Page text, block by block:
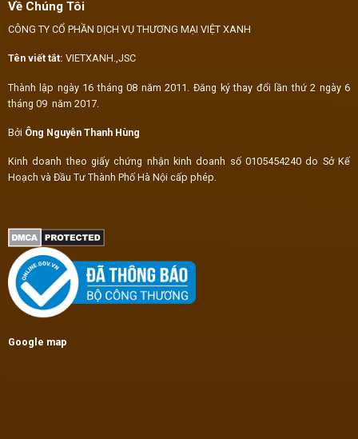
Về Chúng Tôi
CÔNG TY CỔ PHẦN DỊCH VỤ THƯƠNG MẠI VIỆT XANH
Tên viết tắt: VIETXANH.,JSC
Thành lập ngày 16 tháng 08 năm 2011. Đăng ký thay đổi lần thứ 2 ngày 6
tháng 09 năm 2017.
Bởi Ông Nguyễn Thanh Hùng
Kinh doanh theo giấy chứng nhận kinh doanh số 0105454240 do Sở Kế
Hoạch và Đầu Tư Thành Phố Hà Nội cấp phép.
Google map